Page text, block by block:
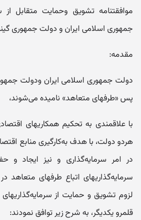
موافقتنامه تشویق وحمایت متقابل
جمهوری اسلامی ایران و دولت جمهوری
مقدمه:
دولت جمهوری اسلامی ایران ودولت
پس «طرفهای متعاهد» نامیده می‌شوند،
با علاقمندی به تحکیم همکاریهای
هردو دولت، با هدف به‌کارگیری منابع
در امر سرمایه‌گذاری و نیز ایجاد و
سرمایه‌گذاریهای اتباع طرفهای متعاهد
لزوم تشویق و حمایت از
قلمرو یکدیگر، به شرح زیر توافق نمودند: